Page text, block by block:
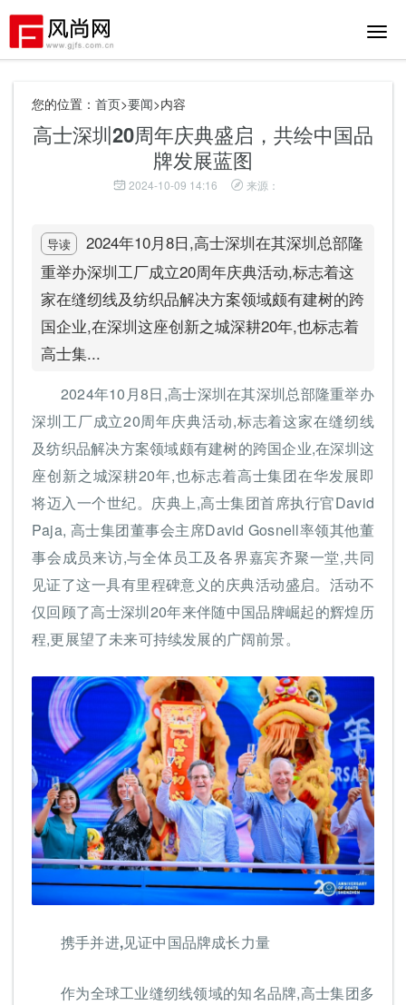
切
您的位置： 首页>要闻>内容
高士深圳20周年庆典盛启，共绘中国品
牌发展蓝图
2024-10-09 14:16 来源：
导读
2024年10月8日,高士深圳在其深圳总部隆
重举办深圳工厂成立20周年庆典活动,标志着这
家在缝纫线及纺织品解决方案领域颇有建树的跨
国企业,在深圳这座创新之城深耕20年,也标志着
高士集...
2024年10月8日,高士深圳在其深圳总部隆重举办
深圳工厂成立20周年庆典活动,标志着这家在缝纫线
及纺织品解决方案领域颇有建树的跨国企业,在深圳这
座创新之城深耕20年,也标志着高士集团在华发展即
将迈入一个世纪。庆典上,高士集团首席执行官David
Paja, 高士集团董事会主席David Gosnell率领其他董
事会成员来访,与全体员工及各界嘉宾齐聚一堂,共同
见证了这一具有里程碑意义的庆典活动盛启。活动不
仅回顾了高士深圳20年来伴随中国品牌崛起的辉煌历
程,更展望了未来可持续发展的广阔前景。
携手并进,见证中国品牌成长力量
作为全球工业缝纫线领域的知名品牌,高士集团多